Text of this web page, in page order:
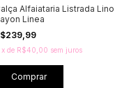
Alfaiataria Listrada Lino
Linea
x de R$40,00 sem juros
Comprar